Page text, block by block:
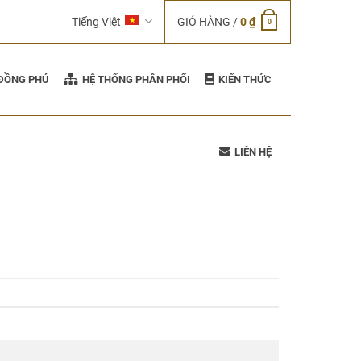
Tiếng Việt GIỎ HÀNG /0₫ 0
PHÚ HỆ THỐNG PHÂN PHỐI KIẾN THỨC
LIÊN HỆ